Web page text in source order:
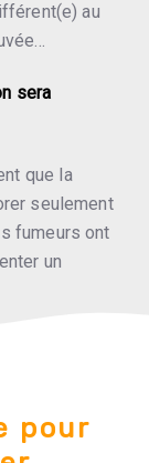
au
sera
que la
seulement
fumeurs ont
un
pour